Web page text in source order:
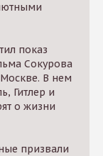
показ
Сокурова
В нем
Гитлер и
о жизни
призвали